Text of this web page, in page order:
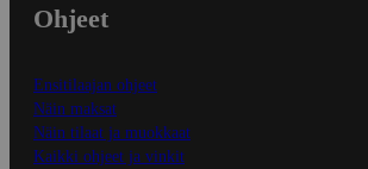
Ohjeet
Ensitilaajan ohjeet
Näin maksat
Näin tilaat ja muokkaat
Kaikki ohjeet ja vinkit